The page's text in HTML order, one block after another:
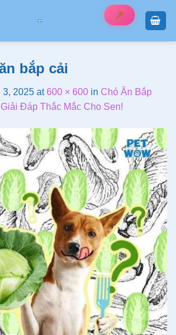
bắp cải
3, 2025 at600 × 600 in Chó Ăn Bắp
Đáp Thắc Mắc Cho Sen!